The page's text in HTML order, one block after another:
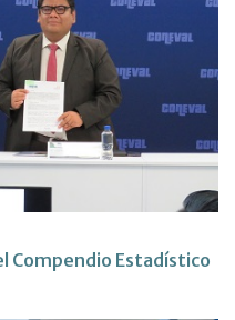
Compendio Estadístico